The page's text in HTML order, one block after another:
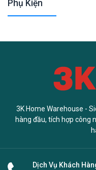
Phụ Kiện
3K Home Warehouse -
hàng đầu, tích hợp công
Dịch Vụ Khách